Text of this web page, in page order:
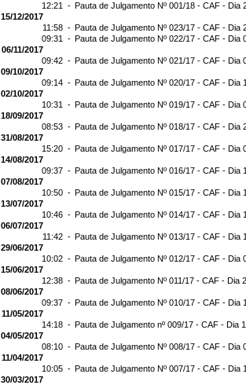
12:21 - Pauta de Julgamento Nº 001/18 - CAF - Dia
15/12/2017
11:58 - Pauta de Julgamento Nº 023/17 - CAF - Dia
09:31 - Pauta de Julgamento Nº 022/17 - CAF - Dia
06/11/2017
09:42 - Pauta de Julgamento Nº 021/17 - CAF - Dia
09/10/2017
09:14 - Pauta de Julgamento Nº 020/17 - CAF - Dia
02/10/2017
10:31 - Pauta de Julgamento Nº 019/17 - CAF - Dia
18/09/2017
08:53 - Pauta de Julgamento Nº 018/17 - CAF - Dia
31/08/2017
15:20 - Pauta de Julgamento Nº 017/17 - CAF - Dia
14/08/2017
09:37 - Pauta de Julgamento Nº 016/17 - CAF - Dia
07/08/2017
10:50 - Pauta de Julgamento Nº 015/17 - CAF - Dia
13/07/2017
10:46 - Pauta de Julgamento Nº 014/17 - CAF - Dia
06/07/2017
11:42 - Pauta de Julgamento Nº 013/17 - CAF - Dia
29/06/2017
10:02 - Pauta de Julgamento Nº 012/17 - CAF - Dia
15/06/2017
12:38 - Pauta de Julgamento Nº 011/17 - CAF - Dia
08/06/2017
09:37 - Pauta de Julgamento Nº 010/17 - CAF - Dia
11/05/2017
14:18 - Pauta de Julgamento nº 009/17 - CAF - Dia
04/05/2017
08:10 - Pauta de Julgamento Nº 008/17 - CAF - Dia
11/04/2017
10:05 - Pauta de Julgamento Nº 007/17 - CAF - Dia
30/03/2017